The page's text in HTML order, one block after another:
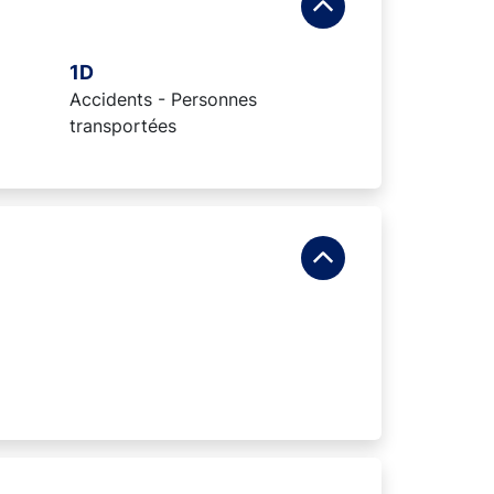
1D
Accidents - Personnes
transportées